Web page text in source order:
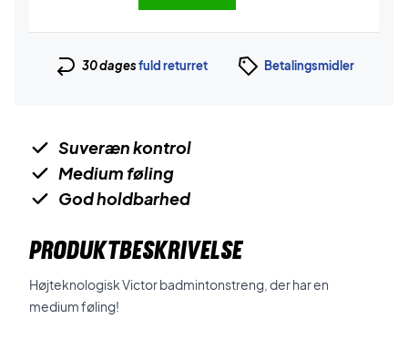
30 dagesfuld returret Betalingsmidler
Suveræn kontrol
Medium føling
God holdbarhed
PRODUKTBESKRIVELSE
Højteknologisk Victor badmintonstreng, der har en
medium føling!